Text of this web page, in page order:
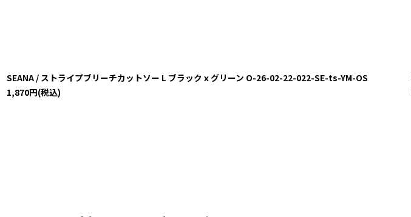
SEANA / ストライプブリーチカットソー L ブラックｘグリーン O-26-02-22-022-SE-ts-YM-OS
1,870円(税込)